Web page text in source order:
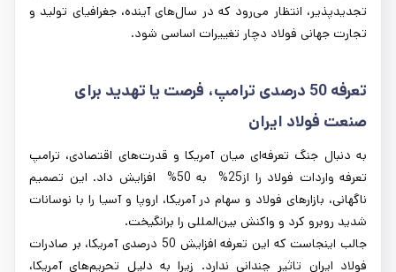
تجدیدپذیر، انتظار می‌رود که در سال‌های آینده، جغرافیای تولید و
تجارت جهانی فولاد دچار تغییرات اساسی شود.
تعرفه 50 درصدی ترامپ، فرصت یا تهدید برای
صنعت فولاد ایران
به دنبال جنگ تعرفه‌ای میان آمریکا و قدرت‌های اقتصادی، ترامپ
تعرفه واردات فولاد را از25% به 50% افزایش داد. این تصمیم
ناگهانی، بازارهای فولاد و سهام در آمریکا، اروپا و آسیا را با نوسانات
شدید روبرو کرد و واکنش بین‌المللی را برانگیخت.
جالب اینجاست که این تعرفه افزایش 50 درصدی آمریکا، بر صادرات
فولاد ایران تاثیر چندانی ندارد. زیرا به دلیل تحریم‌های آمریکا،